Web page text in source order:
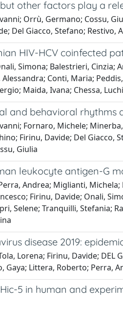
other factors play a
Orrù, Germano; Cossu,
Del Giacco, Stefano;
HIV-HCV coinfected
Simona; Balestrieri,
Alessandra; Conti, Maria;
Maida, Ivana; Chessa,
and behavioral rhythms
Fornaro, Michele;
Firinu, Davide; Del Giacco,
Giulia
leukocyte antigen-G
Andrea; Miglianti,
Firinu, Davide; Onali,
Selene; Tranquilli, Stefania;
disease 2019:
Lorena; Firinu, Davide;
Gaya; Littera, Roberto; Perra,
5 in human and